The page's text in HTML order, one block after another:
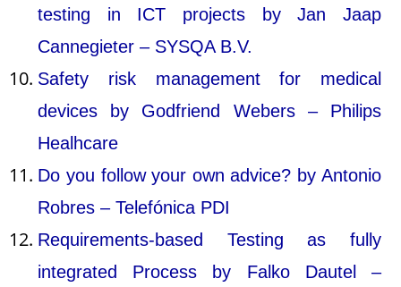
testing in ICT projects by Jan Jaap
Cannegieter – SYSQA B.V.
Safety risk management for medical
devices by Godfriend Webers – Philips
Healhcare
Do you follow your own advice? by Antonio
Robres – Telefónica PDI
Requirements-based Testing as fully
integrated Process by Falko Dautel –